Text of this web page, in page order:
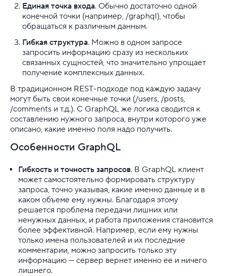
Установка и настройка Prometheus на Ubuntu 24.04
Файл hosts на macOS
Файл hosts: где находится и как его изменить
Харденинг: как сделать сервер устойчивее к
Что означает ошибка «CSRF токен истек»
Что стоит знать о Kubernetes
Что такое API: как работает, виды и типы API
Что такое DDoS-атака и как она может навредить
Что такое Nginx
Что такое NSLOOKUP и как ей пользоваться
Что такое VLAN
Что такое дата-центр (ЦОД): виды, типы, как
Единая точка входа. Обычно достаточно одной
конечной точки (например, /graphql), чтобы
обращаться к различным данным.
Гибкая структура. Можно в одном запросе
запросить информацию сразу из нескольких
связанных сущностей, что значительно упрощает
получение комплексных данных.
В традиционном REST-подходе под каждую задачу
могут быть свои конечные точки (/users, /posts,
/comments и т.д.). С GraphQL же логика сводится к
составлению нужного запроса, внутри которого уже
описано, какие именно поля надо получить.
Особенности GraphQL
Гибкость и точность запросов. В GraphQL клиент
может самостоятельно формировать структуру
запроса, точно указывая, какие именно данные и в
каком объеме ему нужны. Благодаря этому
решается проблема передачи лишних или
ненужных данных, и работа приложения становится
более эффективной. Например, если ему нужны
только имена пользователей и их последние
комментарии, можно запросить только эту
информацию — сервер вернет именно ее и ничего
лишнего.